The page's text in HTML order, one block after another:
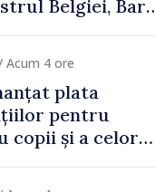
Belgiei, Bart
european
Moldova.
Acum 4 ore
plata
pentru
copii și a celor
muncă